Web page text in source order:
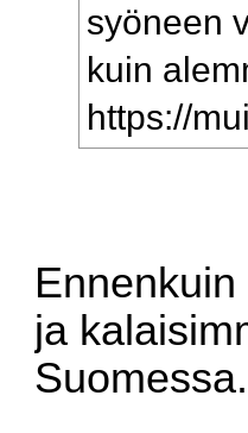
syöneen
kuin
https://
ja
Suomessa.